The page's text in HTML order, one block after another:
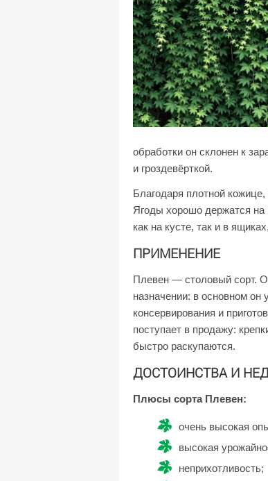
обработки он склонен к
и гроздевёрткой.
Благодаря плотной
Ягоды хорошо держатся на
как на кусте, так и в
ПРИМЕНЕНИЕ
Плевен — столовый сорт.
назначении: в основном
консервирования и
поступает в продажу:
быстро раскупаются.
ДОСТОИНСТВА И
Плюсы сорта Плевен:
очень высокая
высокая
неприхотливость;